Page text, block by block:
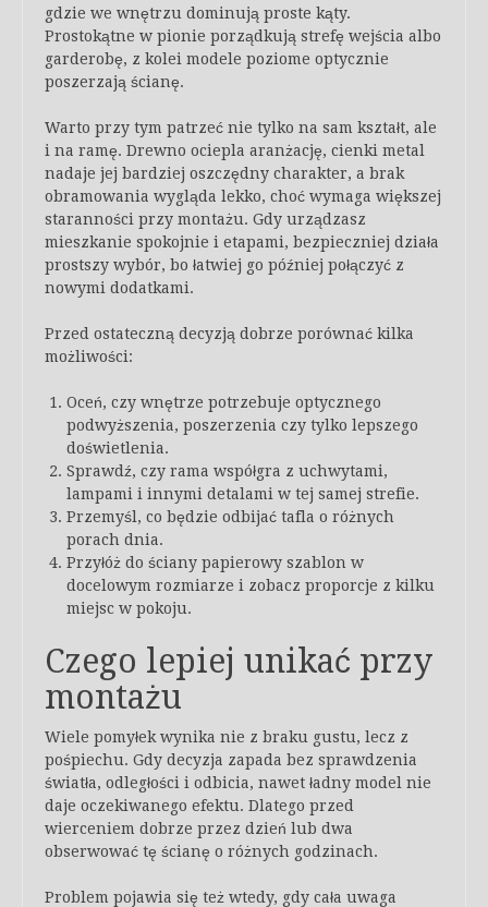
gdzie we wnętrzu dominują proste kąty.
Prostokątne w pionie porządkują strefę wejścia albo
garderobę, z kolei modele poziome optycznie
poszerzają ścianę.
Warto przy tym patrzeć nie tylko na sam kształt, ale
i na ramę. Drewno ociepla aranżację, cienki metal
nadaje jej bardziej oszczędny charakter, a brak
obramowania wygląda lekko, choć wymaga większej
staranności przy montażu. Gdy urządzasz
mieszkanie spokojnie i etapami, bezpieczniej działa
prostszy wybór, bo łatwiej go później połączyć z
nowymi dodatkami.
Przed ostateczną decyzją dobrze porównać kilka
możliwości:
Oceń, czy wnętrze potrzebuje optycznego
podwyższenia, poszerzenia czy tylko lepszego
doświetlenia.
Sprawdź, czy rama współgra z uchwytami,
lampami i innymi detalami w tej samej strefie.
Przemyśl, co będzie odbijać tafla o różnych
porach dnia.
Przyłóż do ściany papierowy szablon w
docelowym rozmiarze i zobacz proporcje z kilku
miejsc w pokoju.
Czego lepiej unikać przy
montażu
Wiele pomyłek wynika nie z braku gustu, lecz z
pośpiechu. Gdy decyzja zapada bez sprawdzenia
światła, odległości i odbicia, nawet ładny model nie
daje oczekiwanego efektu. Dlatego przed
wierceniem dobrze przez dzień lub dwa
obserwować tę ścianę o różnych godzinach.
Problem pojawia się też wtedy, gdy cała uwaga